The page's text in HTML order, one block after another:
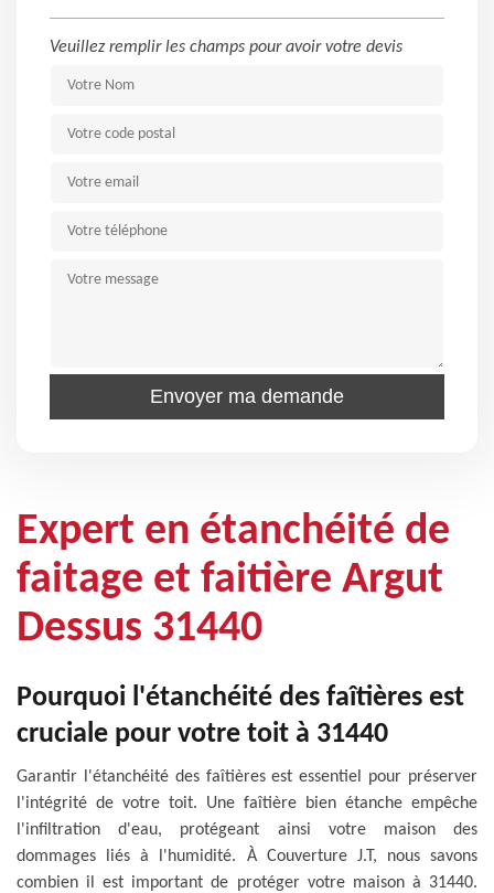
Veuillez remplir les champs pour avoir votre devis
Expert en étanchéité de
faitage et faitière Argut
Dessus 31440
Pourquoi l'étanchéité des faîtières est
cruciale pour votre toit à 31440
Garantir l'étanchéité des faîtières est essentiel pour préserver
l'intégrité de votre toit. Une faîtière bien étanche empêche
l'infiltration d'eau, protégeant ainsi votre maison des
dommages liés à l'humidité. À Couverture J.T, nous savons
combien il est important de protéger votre maison à 31440.